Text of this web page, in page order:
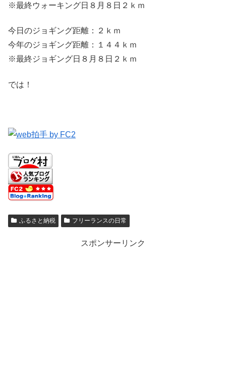
※最終ウォーキング日８月８日２ｋｍ
今日のジョギング距離：２ｋｍ
今年のジョギング距離：１４４ｋｍ
※最終ジョギング日８月８日２ｋｍ
では！
ふるさと納税 フリーランスの日常
スポンサーリンク